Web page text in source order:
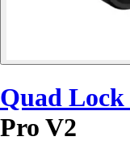
Quad Lock
Pro V2